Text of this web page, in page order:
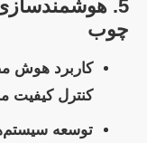
5.
چوب
کاربرد هوش
کنترل کیفیت
توسعه